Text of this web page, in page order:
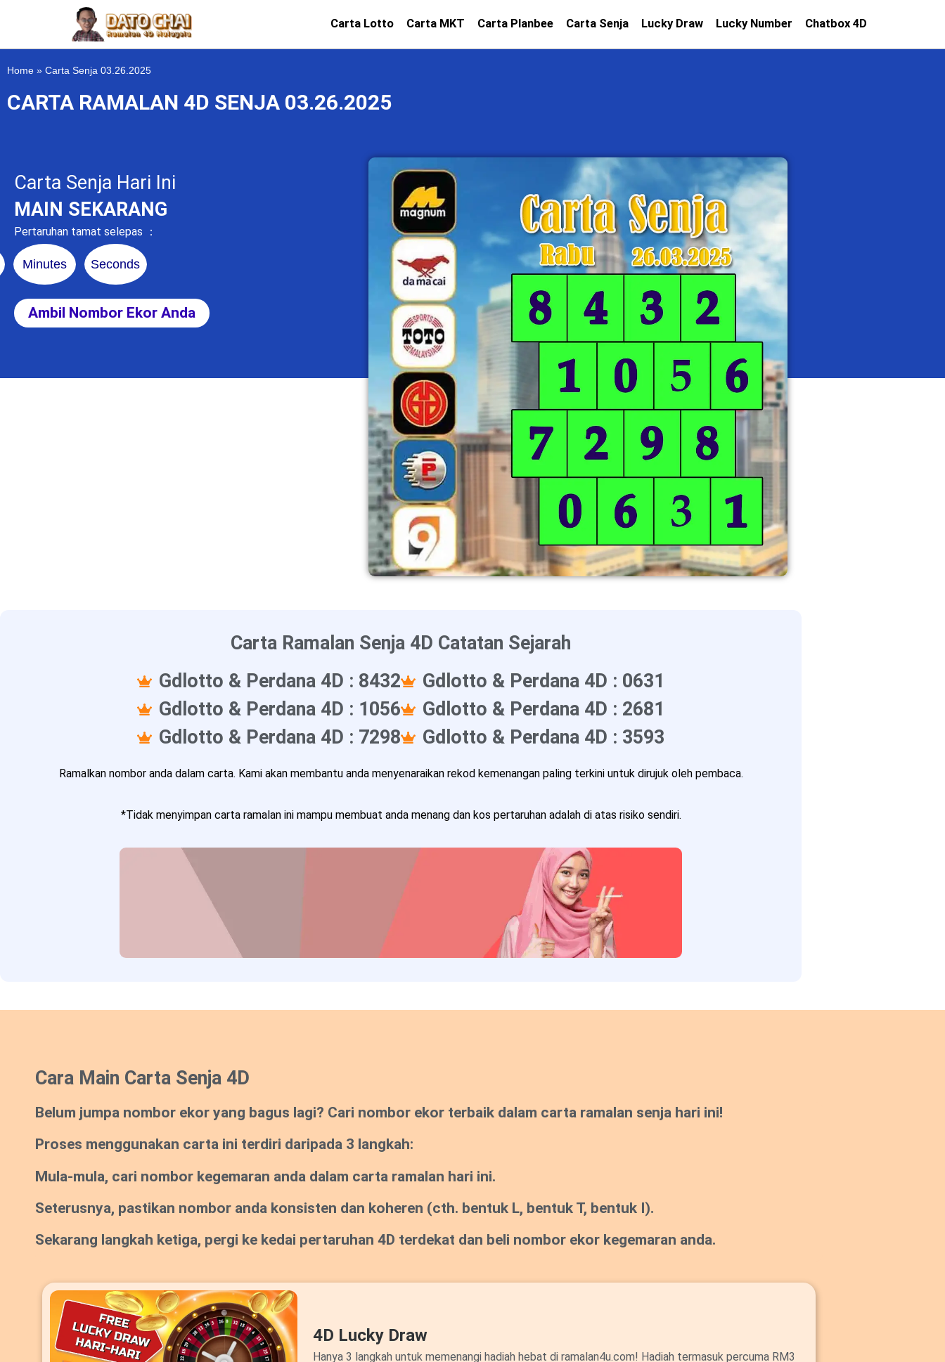
Carta Lotto Carta MKT Carta Planbee Carta Senja Lucky Draw Lucky Number Chatbox 4D
Home » Carta Senja 03.26.2025
CARTA RAMALAN 4D SENJA 03.26.2025
Carta Senja Hari Ini
MAIN SEKARANG
Pertaruhan tamat selepas ：
Minutes Seconds
Ambil Nombor Ekor Anda
Carta Ramalan Senja 4D Catatan Sejarah
Gdlotto & Perdana 4D : 8432
Gdlotto & Perdana 4D : 0631
Gdlotto & Perdana 4D : 1056
Gdlotto & Perdana 4D : 2681
Gdlotto & Perdana 4D : 7298
Gdlotto & Perdana 4D : 3593
Ramalkan nombor anda dalam carta. Kami akan membantu anda menyenaraikan rekod kemenangan paling terkini untuk dirujuk oleh pembaca.
*Tidak menyimpan carta ramalan ini mampu membuat anda menang dan kos pertaruhan adalah di atas risiko sendiri.
Cara Main Carta Senja 4D
Belum jumpa nombor ekor yang bagus lagi? Cari nombor ekor terbaik dalam carta ramalan senja hari ini!
Proses menggunakan carta ini terdiri daripada 3 langkah:
Mula-mula, cari nombor kegemaran anda dalam carta ramalan hari ini.
Seterusnya, pastikan nombor anda konsisten dan koheren (cth. bentuk L, bentuk T, bentuk I).
Sekarang langkah ketiga, pergi ke kedai pertaruhan 4D terdekat dan beli nombor ekor kegemaran anda.
4D Lucky Draw
Hanya 3 langkah untuk memenangi hadiah hebat di ramalan4u.com! Hadiah termasuk percuma RM3